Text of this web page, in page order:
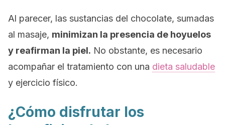
Al parecer, las sustancias del chocolate, sumadas
al masaje, minimizan la presencia de hoyuelos
y reafirman la piel. No obstante, es necesario
acompañar el tratamiento con una dieta saludable
y ejercicio físico.
¿Cómo disfrutar los